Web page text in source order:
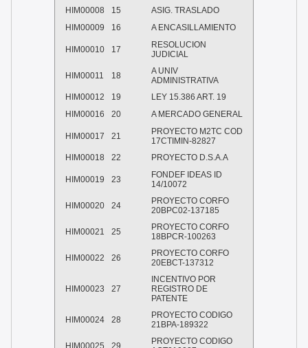
HIM00008
15
ASIG. TRASLADO
HIM00009
16 A ENCASILLAMIENTO
HIM00010 17
RESOLUCION
JUDICIAL
HIM00011 18
A UNIV
ADMINISTRATIVA
HIM00012
19
LEY 15.386 ART. 19
HIM00016
20 A MERCADO GENERAL
HIM00017 21
PROYECTO M2TC COD
17CTIMIN-82827
HIM00018
22 PROYECTO D.S.A.A
HIM00019 23
FONDEF IDEAS ID
14/10072
HIM00020 24
PROYECTO CORFO
20BPC02-137185
HIM00021 25
PROYECTO CORFO
18BPCR-100263
HIM00022 26
PROYECTO CORFO
20EBCT-137312
HIM00023 27
INCENTIVO POR
REGISTRO DE
PATENTE
HIM00024 28
PROYECTO CODIGO
21BPA-189322
PROYECTO CODIGO